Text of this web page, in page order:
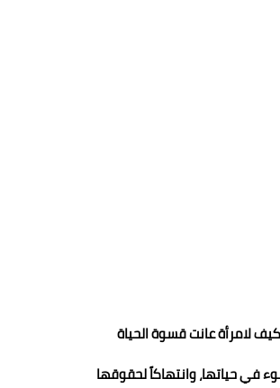
لامرأة عانت قسوة الحياة
في حياتها، وانتهاكاً لحقوقها